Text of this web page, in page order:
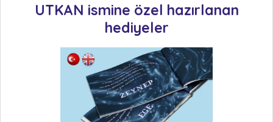
UTKAN ismine özel hazırlanan
hediyeler